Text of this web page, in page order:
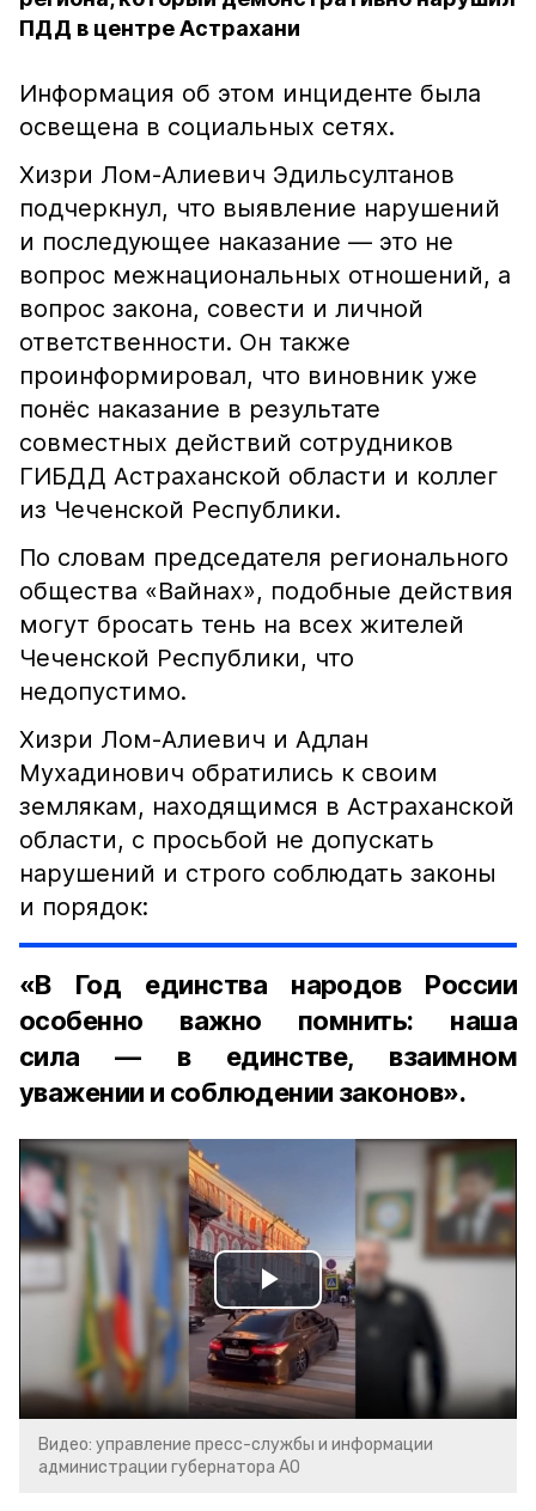
ПДД в центре Астрахани
Информация об этом инциденте была
освещена в социальных сетях.
Хизри Лом-Алиевич Эдильсултанов
подчеркнул, что выявление нарушений
и последующее наказание — это не
вопрос межнациональных отношений, а
вопрос закона, совести и личной
ответственности. Он также
проинформировал, что виновник уже
понёс наказание в результате
совместных действий сотрудников
ГИБДД Астраханской области и коллег
из Чеченской Республики.
По словам председателя регионального
общества «Вайнах», подобные действия
могут бросать тень на всех жителей
Чеченской Республики, что
недопустимо.
Хизри Лом-Алиевич и Адлан
Мухадинович обратились к своим
землякам, находящимся в Астраханской
области, с просьбой не допускать
нарушений и строго соблюдать законы
и порядок:
«В Год единства народов России
особенно важно помнить: наша
сила — в единстве, взаимном
уважении и соблюдении законов».
Play
Video
Видео: управление пресс-службы и информации
администрации губернатора АО